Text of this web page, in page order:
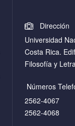
Dirección
Universidad
Costa Rica.
Filosofía y
Números
2562-4067
2562-4068